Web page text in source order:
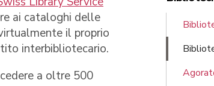
ai cataloghi delle
il proprio
interbibliotecario.
a oltre 500